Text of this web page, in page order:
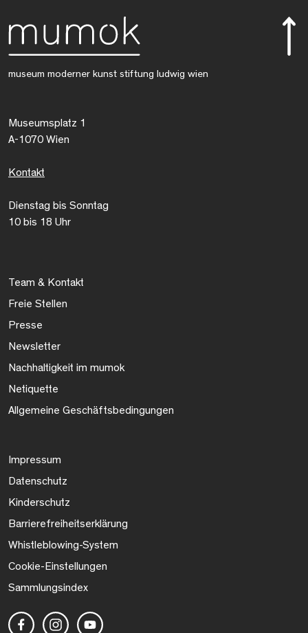
museum moderner kunst stiftung ludwig wien
Museumsplatz 1
A-1070 Wien
Kontakt
Dienstag bis Sonntag
10 bis 18 Uhr
Team & Kontakt
Freie Stellen
Presse
Newsletter
Nachhaltigkeit im mumok
Netiquette
Allgemeine Geschäftsbedingungen
Impressum
Datenschutz
Kinderschutz
Barrierefreiheitserklärung
Whistleblowing-System
Cookie-Einstellungen
Sammlungsindex